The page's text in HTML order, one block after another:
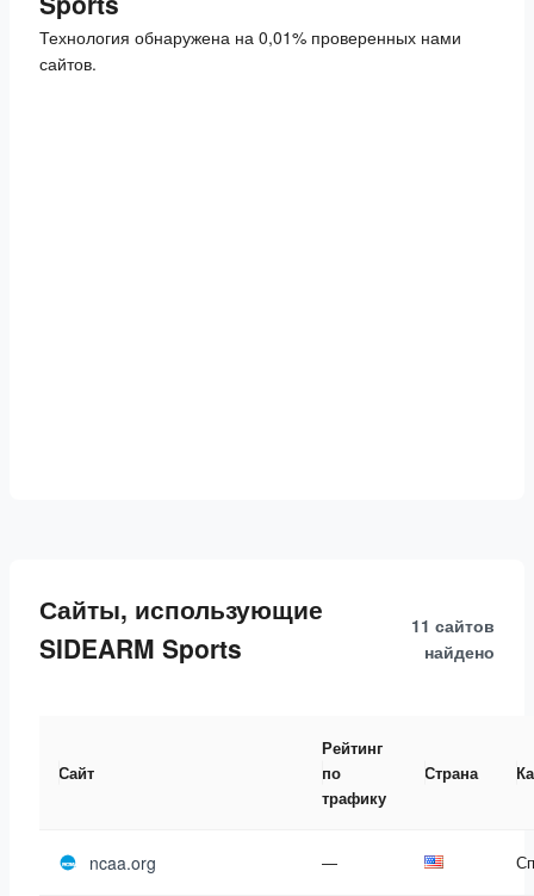
Технология обнаружена на 0,01% проверенных нами
сайтов.
Сайты, использующие
SIDEARM Sports
11 сайтов
найдено
Сайт
Рейтинг
по
трафику
Страна
ncaa.org —